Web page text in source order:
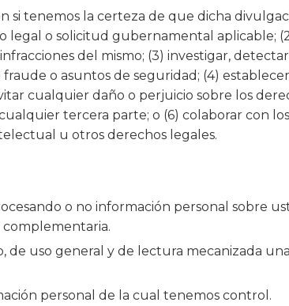
si tenemos la certeza de que dicha
legal o solicitud gubernamental aplicable;
del mismo; (3) investigar,
fraude o asuntos de seguridad; (4)
cualquier daño o perjuicio sobre los
tercera parte; o (6) colaborar con
u otros derechos legales.
o no información personal sobre
uso general y de lectura mecanizada
personal de la cual tenemos control.